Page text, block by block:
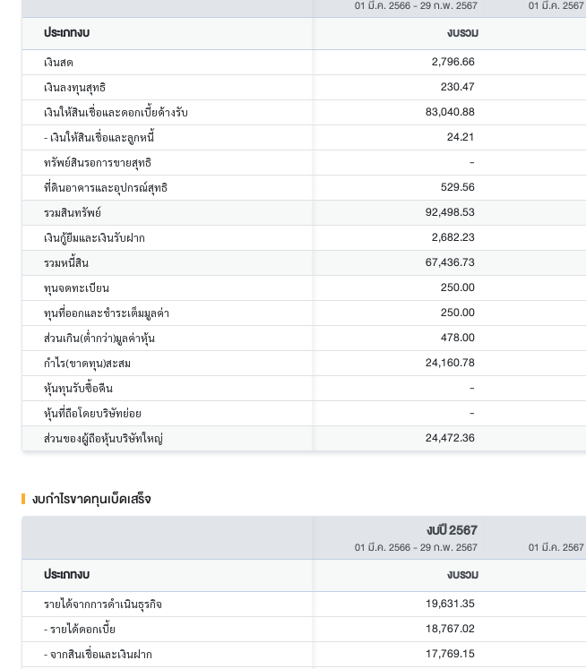
01 มี.ค. 2566-29 ก.พ. 2567 01 มี.ค. 2567
ประเภทงบ งบรวม
เงินสด 2,796.66
เงินลงทุนสุทธิ 230.47
เงินให้สินเชื่อและดอกเบี้ยค้างรับ 83,040.88
- เงินให้สินเชื่อและลูกหนี้ 24.21
ทรัพย์สินรอการขายสุทธิ -
ที่ดินอาคารและอุปกรณ์สุทธิ 529.56
รวมสินทรัพย์ 92,498.53
เงินกู้ยืมและเงินรับฝาก 2,682.23
รวมหนี้สิน 67,436.73
ทุนจดทะเบียน 250.00
ทุนที่ออกและชำระเต็มมูลค่า 250.00
ส่วนเกิน(ต่ำกว่า)มูลค่าหุ้น 478.00
กำไร(ขาดทุน)สะสม 24,160.78
หุ้นทุนรับซื้อคืน -
หุ้นที่ถือโดยบริษัทย่อย -
ส่วนของผู้ถือหุ้นบริษัทใหญ่ 24,472.36
งบกำไรขาดทุนเบ็ดเสร็จ
งบปี 2567
01 มี.ค. 2566-29 ก.พ. 2567 01 มี.ค. 2567
ประเภทงบ งบรวม
รายได้จากการดำเนินธุรกิจ 19,631.35
- รายได้ดอกเบี้ย 18,767.02
- จากสินเชื่อและเงินฝาก 17,769.15